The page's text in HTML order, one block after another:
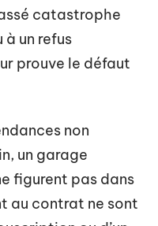
catastrophe
un refus
prouve le défaut
non
un garage
figurent pas dans
au contrat ne sont